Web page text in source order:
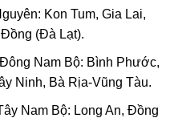
Kon Tum, Gia Lai,
(Đà Lạt).
Nam Bộ: Bình Phước,
Ninh, Bà Rịa-Vũng Tàu.
Nam Bộ: Long An, Đồng